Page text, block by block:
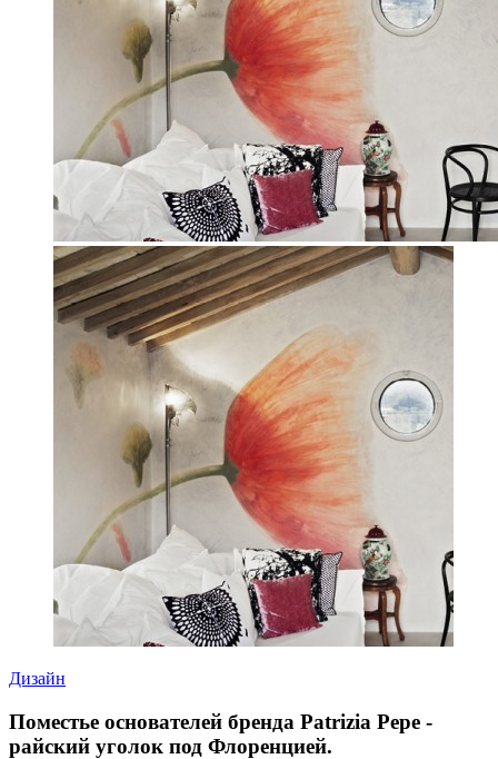
Дизайн
Поместье основателей бренда Patrizia Pepe -
райский уголок под Флоренцией.